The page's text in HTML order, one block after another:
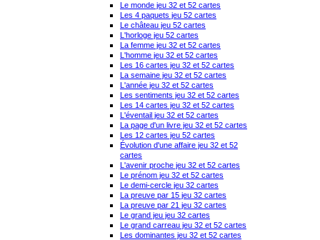
Le monde jeu 32 et 52 cartes
Les 4 paquets jeu 52 cartes
Le château jeu 52 cartes
L'horloge jeu 52 cartes
La femme jeu 32 et 52 cartes
L'homme jeu 32 et 52 cartes
Les 16 cartes jeu 32 et 52 cartes
La semaine jeu 32 et 52 cartes
L'année jeu 32 et 52 cartes
Les sentiments jeu 32 et 52 cartes
Les 14 cartes jeu 32 et 52 cartes
L'éventail jeu 32 et 52 cartes
La page d'un livre jeu 32 et 52 cartes
Les 12 cartes jeu 52 cartes
Évolution d'une affaire jeu 32 et 52
cartes
L'avenir proche jeu 32 et 52 cartes
Le prénom jeu 32 et 52 cartes
Le demi-cercle jeu 32 cartes
La preuve par 15 jeu 32 cartes
La preuve par 21 jeu 32 cartes
Le grand jeu jeu 32 cartes
Le grand carreau jeu 32 et 52 cartes
Les dominantes jeu 32 et 52 cartes